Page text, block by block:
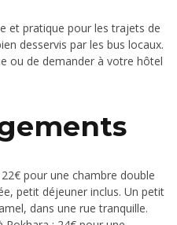
et pratique pour les trajets de
desservis par les bus locaux.
ou de demander à votre hôtel
pour une chambre double
petit déjeuner inclus. Un petit
dans une rue tranquille.